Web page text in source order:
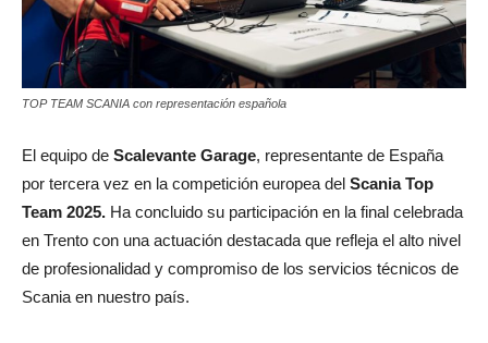
TOP TEAM SCANIA con representación española
El equipo de Scalevante Garage, representante de España
por tercera vez en la competición europea del Scania Top
Team 2025. Ha concluido su participación en la final celebrada
en Trento con una actuación destacada que refleja el alto nivel
de profesionalidad y compromiso de los servicios técnicos de
Scania en nuestro país.